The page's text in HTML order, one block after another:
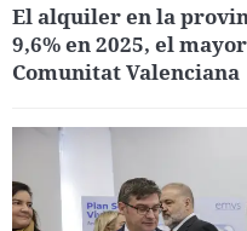
El alquiler en la
9,6% en 2025, el
Comunitat Valenciana